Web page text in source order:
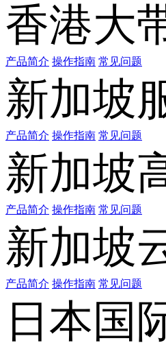
香港大
产品简介 操作指南 常见问题
新加坡
产品简介 操作指南 常见问题
新加坡
产品简介 操作指南 常见问题
新加坡
产品简介 操作指南 常见问题
日本国